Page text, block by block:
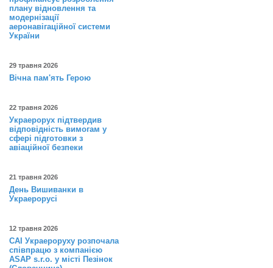
плану відновлення та
модернізації
аеронавігаційної системи
України
29 травня 2026
Вічна пам'ять Герою
22 травня 2026
Украерорух підтвердив
відповідність вимогам у
сфері підготовки з
авіаційної безпеки
21 травня 2026
День Вишиванки в
Украерорусі
12 травня 2026
САІ Украероруху розпочала
співпрацю з компанією
ASAP s.r.o. у місті Пезінок